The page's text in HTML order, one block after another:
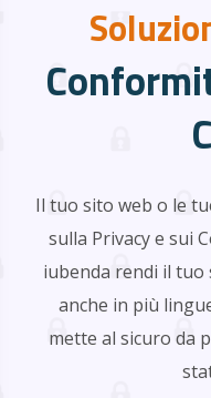
Il tuo sito web o le
sulla Privacy e sui
iubenda rendi il
anche in più
mette al sicuro da